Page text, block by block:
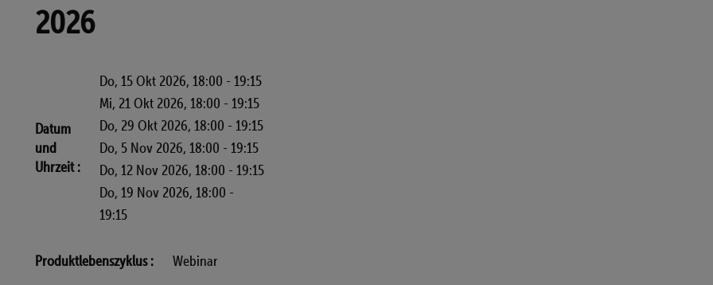
2026
Datum
und
Uhrzeit
Do, 15 Okt 2026, 18:00 - 19:15
Mi, 21 Okt 2026, 18:00 - 19:15
Do, 29 Okt 2026, 18:00 - 19:15
Do, 5 Nov 2026, 18:00 - 19:15
Do, 12 Nov 2026, 18:00 - 19:15
Do, 19 Nov 2026, 18:00 -
19:15
Produktlebenszyklus Webinar